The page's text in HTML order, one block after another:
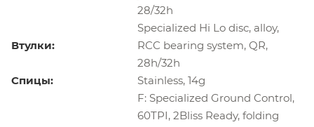
28/32h
Втулки:
Specialized Hi Lo disc, alloy,
RCC bearing system, QR,
28h/32h
Спицы:
Stainless, 14g
F: Specialized Ground Control,
60TPI, 2Bliss Ready, folding